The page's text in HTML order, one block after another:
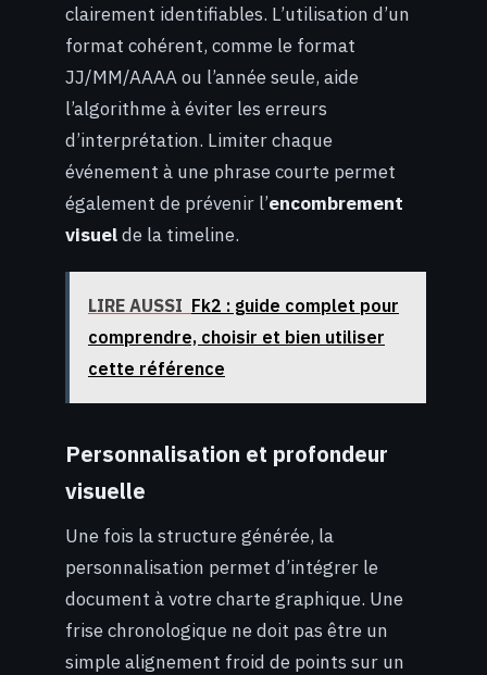
clairement identifiables. L’utilisation d’un
format cohérent, comme le format
JJ/MM/AAAA ou l’année seule, aide
l’algorithme à éviter les erreurs
d’interprétation. Limiter chaque
événement à une phrase courte permet
également de prévenir l’encombrement
visuelde la timeline.
LIRE AUSSI Fk2 : guide complet pour
comprendre, choisir et bien utiliser
cette référence
Personnalisation et profondeur
visuelle
Une fois la structure générée, la
personnalisation permet d’intégrer le
document à votre charte graphique. Une
frise chronologique ne doit pas être un
simple alignement froid de points sur un